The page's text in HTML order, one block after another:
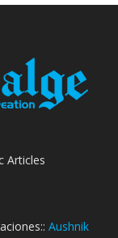
Articles
Aushnik